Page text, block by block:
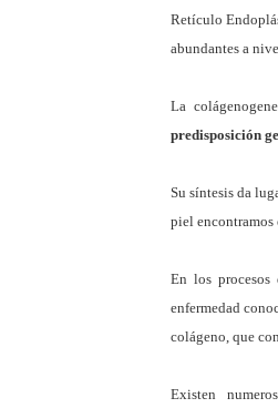
Retículo
abundantes a
La
predisposición
Su síntesis da
piel encontramos
En los
enfermedad
colágeno, que
Existen